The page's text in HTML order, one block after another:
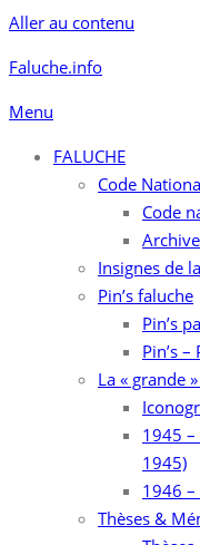
Aller au contenu
Faluche.info
Menu
FALUCHE
Code
Code
Insignes de
Pin’s faluche
Pin’s
Pin’s
La « grande
1945 –
1945)
1946 –
Thèses &